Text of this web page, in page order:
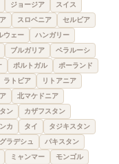
ジョージア
スイス
スロベニア
セルビア
ウェー
ハンガリー
ブルガリア
ベラルーシ
ポルトガル
ポーランド
ラトビア
リトアニア
北マケドニア
ン
カザフスタン
カ タイ
タジキスタン
ラデシュ
パキスタン
ミャンマー
モンゴル